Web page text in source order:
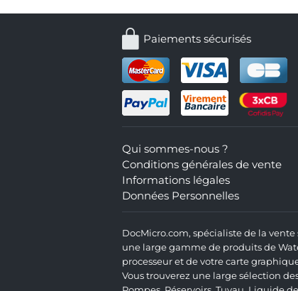
Paiements sécurisés
Qui sommes-nous ?
Conditions générales de vente
Informations légales
Données Personnelles
DocMicro.com, spécialiste de la
une large gamme de produits de
processeur et de votre carte
Vous trouverez une large sélection